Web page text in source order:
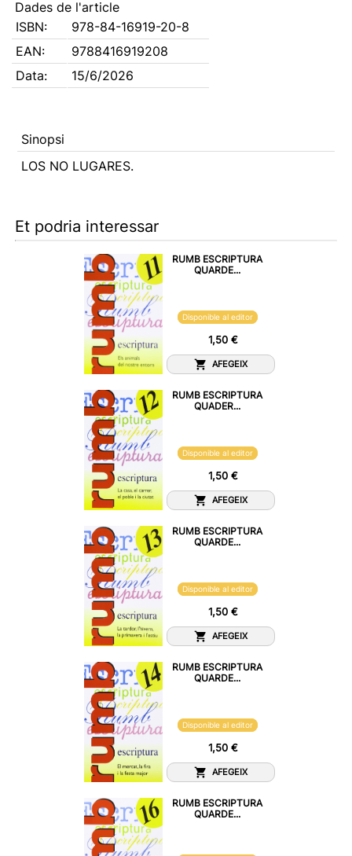
Dades de l'article
ISBN:
978-84-16919-20-8
EAN:
9788416919208
Data:
15/6/2026
Sinopsi
LOS NO LUGARES.
Et podria interessar
RUMB ESCRIPTURA
QUARDE...
Disponible al editor
1,50 €
AFEGEIX
RUMB ESCRIPTURA
QUADER...
Disponible al editor
1,50 €
AFEGEIX
RUMB ESCRIPTURA
QUARDE...
Disponible al editor
1,50 €
AFEGEIX
RUMB ESCRIPTURA
QUARDE...
Disponible al editor
1,50 €
AFEGEIX
RUMB ESCRIPTURA
QUARDE...